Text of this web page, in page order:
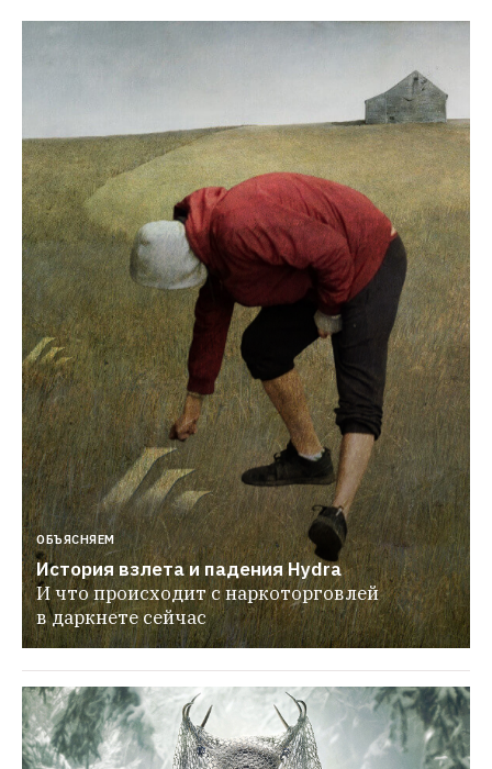
ОБЪЯСНЯЕМ
История взлета и падения Hydra
И что происходит с наркоторговлей
в даркнете сейчас